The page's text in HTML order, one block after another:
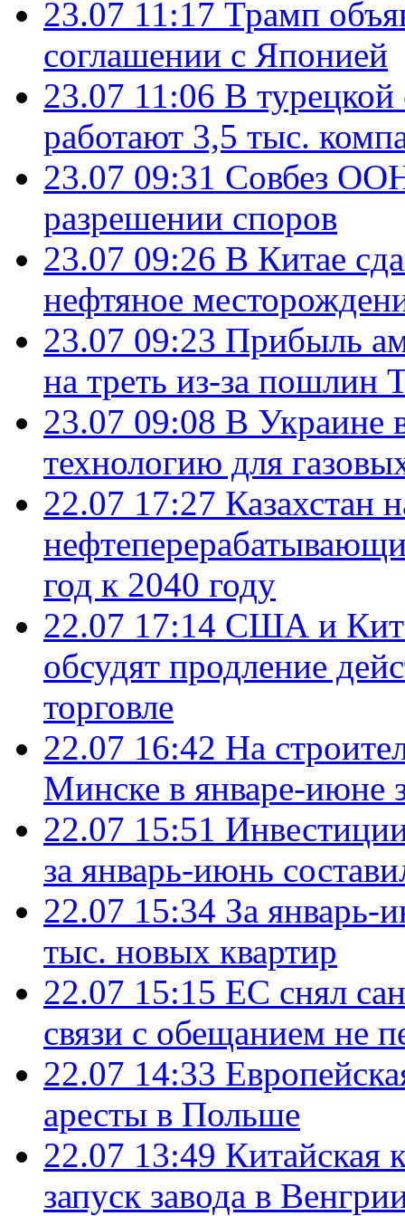
23.07 11:17 Трамп
соглашении с Японией
23.07 11:06 В
работают 3,5 тыс.
23.07 09:31 Совбез
разрешении споров
23.07 09:26 В Китае
нефтяное
23.07 09:23 Прибыль
на треть из-за пошлин
23.07 09:08 В Украине
технологию для
22.07 17:27 Казахстан
год к 2040 году
22.07 17:14 США и
обсудят продление
торговле
22.07 16:42 На
Минске в январе-июне
22.07 15:51
за январь-июнь
22.07 15:34 За январь-
тыс. новых квартир
22.07 15:15 ЕС снял
связи с обещанием не
22.07 14:33
аресты в Польше
22.07 13:49 Китайская
запуск завода в